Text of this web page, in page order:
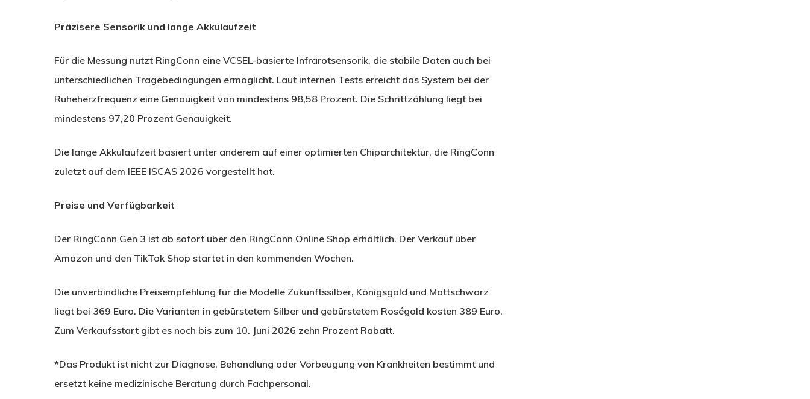
Präzisere Sensorik und lange Akkulaufzeit
Für die Messung nutzt RingConn eine VCSEL-basierte Infrarotsensorik, die stabile Daten auch bei
unterschiedlichen Tragebedingungen ermöglicht. Laut internen Tests erreicht das System bei der
Ruheherzfrequenz eine Genauigkeit von mindestens 98,58 Prozent. Die Schrittzählung liegt bei
mindestens 97,20 Prozent Genauigkeit.
Die lange Akkulaufzeit basiert unter anderem auf einer optimierten Chiparchitektur, die RingConn
zuletzt auf dem IEEE ISCAS 2026 vorgestellt hat.
Preise und Verfügbarkeit
Der RingConn Gen 3 ist ab sofort über den RingConn Online Shop erhältlich. Der Verkauf über
Amazon und den TikTok Shop startet in den kommenden Wochen.
Die unverbindliche Preisempfehlung für die Modelle Zukunftssilber, Königsgold und Mattschwarz
liegt bei 369 Euro. Die Varianten in gebürstetem Silber und gebürstetem Roségold kosten 389 Euro.
Zum Verkaufsstart gibt es noch bis zum 10. Juni 2026 zehn Prozent Rabatt.
*Das Produkt ist nicht zur Diagnose, Behandlung oder Vorbeugung von Krankheiten bestimmt und
ersetzt keine medizinische Beratung durch Fachpersonal.